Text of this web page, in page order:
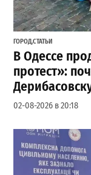
ГОРОД,СТАТЬИ
В Одессе
протест»:
02-08-2026 в 20:18